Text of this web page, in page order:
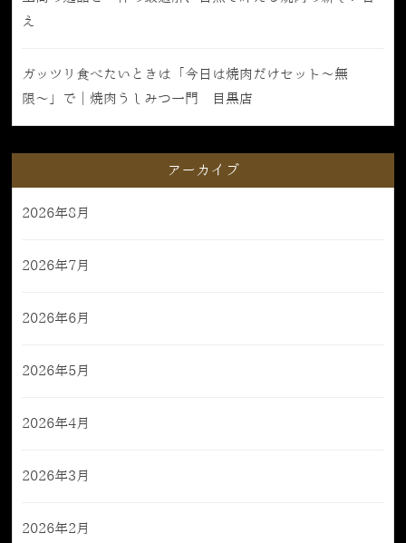
え
ガッツリ食べたいときは「今日は焼肉だけセット〜無
限〜」で｜焼肉うしみつ一門 目黒店
アーカイブ
2026年8月
2026年7月
2026年6月
2026年5月
2026年4月
2026年3月
2026年2月